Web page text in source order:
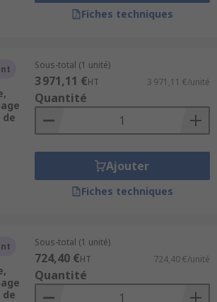
Fiches techniques
Sous-total (1 unité)
3 971,11 €HT 3 971,11 €/unité
Quantité
Ajouter
Fiches techniques
Sous-total (1 unité)
724,40 €HT 724,40 €/unité
Quantité